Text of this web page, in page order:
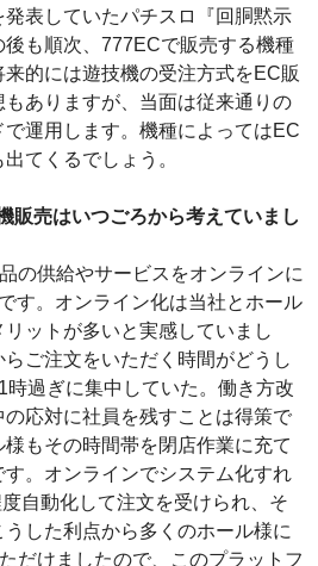
表していたパチスロ『回胴黙示
も順次、777ECで販売する機種
的には遊技機の受注方式をEC販
ありますが、当面は従来通りの
運用します。機種によってはEC
てくるでしょう。
売はいつごろから考えていまし
の供給やサービスをオンラインに
す。オンライン化は当社とホール
ットが多いと実感していまし
ご注文をいただく時間がどうし
時過ぎに集中していた。働き方改
応対に社員を残すことは得策で
もその時間帯を閉店作業に充て
。オンラインでシステム化すれ
自動化して注文を受けられ、そ
した利点から多くのホール様に
だけましたので、このプラットフ